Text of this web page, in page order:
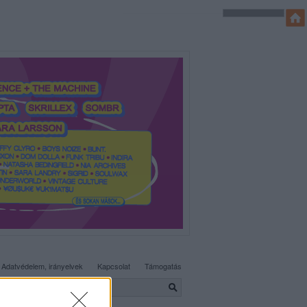
Adatvédelem, irányelvek Kapcsolat Támogatás